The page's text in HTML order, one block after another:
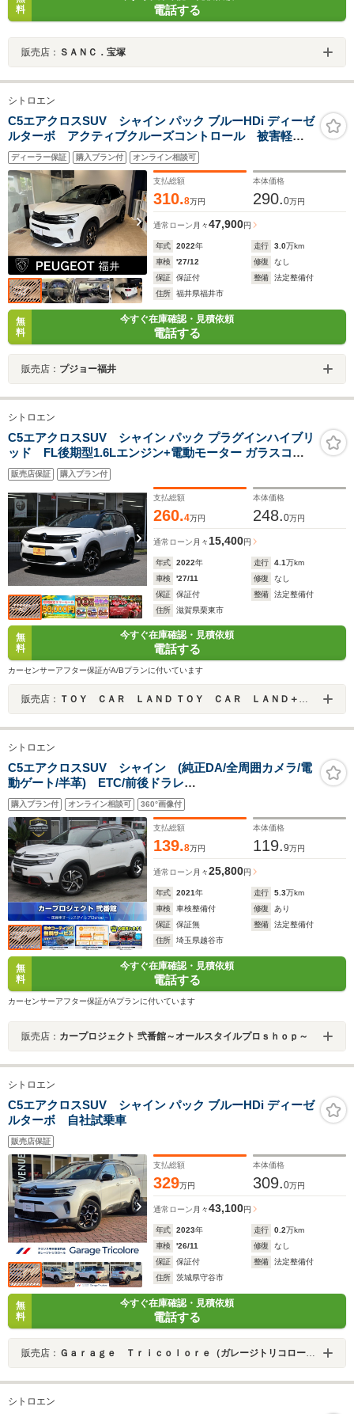
料
電話する
販売店： ＳＡＮＣ．宝塚
シトロエン
C5エアクロスSUV シャイン パック ブルーHDi ディーゼ
ルターボ アクティブクルーズコントロール 被害軽減
ブレーキ レーンキープアシスト バックカメラ パノ
ラミックサンルーフ レザーシート 運転席パワーシー
ト アクティブハイビーム ディスプレイオーディオ
純正18AW
ディーラー保証 購入プラン付 オンライン相談可
支払総額
310.8万円
本体価格
290.0万円
通常ローン 月々47,900円
年式 2022年 走行 3.0万km
車検
'27/12 修復
なし
保証
保証付 整備
法定整備付
住所
福井県福井市
無
料
今すぐ在庫確認・見積依頼
電話する
販売店： プジョー福井
シトロエン
C5エアクロスSUV シャイン パック プラグインハイブリ
ッド FL後期型1.6Lエンジン+電動モーター ガラスコー
ティング済禁煙車 純正ナビTV 電動開閉SR ハイドロサス
黒革Pシート&ヒーター マッサージ機能 AppleCarPlay
ETCドラレコ Pアシスト セーフティB ACC BSM レーン
キープ
販売店保証 購入プラン付
支払総額
260.4万円
本体価格
248.0万円
通常ローン 月々 15,400円
年式 2022年 走行 4.1万km
車検
'27/11 修復
なし
保証
保証付 整備
法定整備付
住所
滋賀県栗東市
無
料
今すぐ在庫確認・見積依頼
電話する
カーセンサーアフター保証がA/Bプランに付いています
販売店： ＴＯＹ ＣＡＲ ＬＡＮＤ ＴＯＹ ＣＡＲ ＬＡＮＤ＋ 栗東店
シトロエン
C5エアクロスSUV シャイン (純正DA/全周囲カメラ/電
動ゲート/半革) ETC/前後ドラレ
コ/AppleCarPlay/Androidauto/ハーフレザーシート/ハン
ズフリー付き電動リアゲート/クルコン/アクティブセーフ
ティブレーキ/疲労検知/BSM/LEDライト
購入プラン付 オンライン相談可 360°画像付
支払総額
139.8万円
本体価格
119.9万円
通常ローン 月々25,800円
年式 2021年 走行 5.3万km
車検
車検整備付 修復
あり
保証
保証無 整備
法定整備付
住所
埼玉県越谷市
無
料
今すぐ在庫確認・見積依頼
電話する
カーセンサーアフター保証がAプランに付いています
販売店： カープロジェクト 弐番館～オールスタイルプロｓｈｏｐ～
シトロエン
C5エアクロスSUV シャイン パック ブルーHDi ディーゼ
ルターボ 自社試乗車
販売店保証
支払総額
329万円
本体価格
309.0万円
通常ローン 月々43,100円
年式 2023年 走行 0.2万km
車検
'26/11 修復
なし
保証
保証付 整備
法定整備付
住所
茨城県守谷市
無
料
今すぐ在庫確認・見積依頼
電話する
販売店： Ｇａｒａｇｅ Ｔｒｉｃｏｌｏｒｅ（ガレージトリコロール）
シトロエン